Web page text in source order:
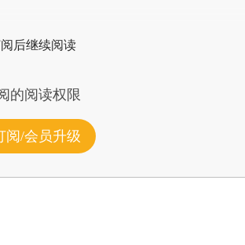
后继续阅读
的阅读权限
阅/会员升级